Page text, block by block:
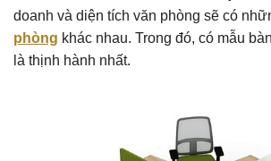
doanh và diện tích văn phòng sẽ có
phòng khác nhau. Trong đó, có mẫu
là thịnh hành nhất.